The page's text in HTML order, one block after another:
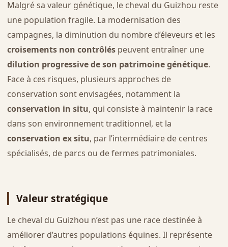
Malgré sa valeur génétique, le cheval du Guizhou reste
une population fragile. La modernisation des
campagnes, la diminution du nombre d’éleveurs et les
croisements non contrôléspeuvent entraîner une
dilution progressive de son patrimoine génétique.
Face à ces risques, plusieurs approches de
conservation sont envisagées, notamment la
conservation in situ, qui consiste à maintenir la race
dans son environnement traditionnel, et la
conservation ex situ, par l’intermédiaire de centres
spécialisés, de parcs ou de fermes patrimoniales.
Valeur stratégique
Le cheval du Guizhou n’est pas une race destinée à
améliorer d’autres populations équines. Il représente